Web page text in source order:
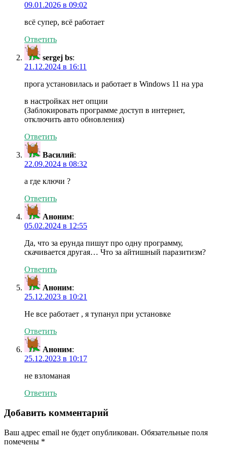
09.01.2026 в 09:02
всё супер, всё работает
Ответить
sergej bs:
21.12.2024 в 16:11
прога установилась и работает в Windows 11 на ура
в настройках нет опции
(Заблокировать программе доступ в интернет,
отключить авто обновления)
Ответить
Василий:
22.09.2024 в 08:32
а где ключи ?
Ответить
Аноним:
05.02.2024 в 12:55
Да, что за ерунда пишут про одну программу,
скачивается другая… Что за айтишный паразитизм?
Ответить
Аноним:
25.12.2023 в 10:21
Не все работает , я тупанул при установке
Ответить
Аноним:
25.12.2023 в 10:17
не взломаная
Ответить
Добавить комментарий
Ваш адрес email не будет опубликован. Обязательные поля
помечены *